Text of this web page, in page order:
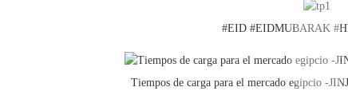
#EID #EIDMUBARAK
Tiempos de carga para el mercado egipcio -